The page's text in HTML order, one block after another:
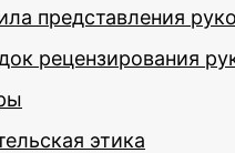
представления
рецензирования
этика